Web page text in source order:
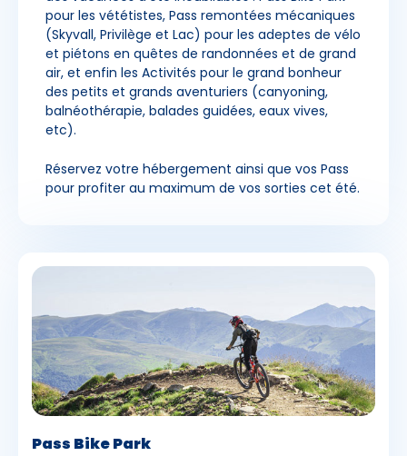
pour les vététistes, Pass remontées mécaniques
(Skyvall, Privilège et Lac) pour les adeptes de vélo
et piétons en quêtes de randonnées et de grand
air, et enfin les Activités pour le grand bonheur
des petits et grands aventuriers (canyoning,
balnéothérapie, balades guidées, eaux vives,
etc).
Réservez votre hébergement ainsi que vos Pass
pour profiter au maximum de vos sorties cet été.
Pass Bike Park